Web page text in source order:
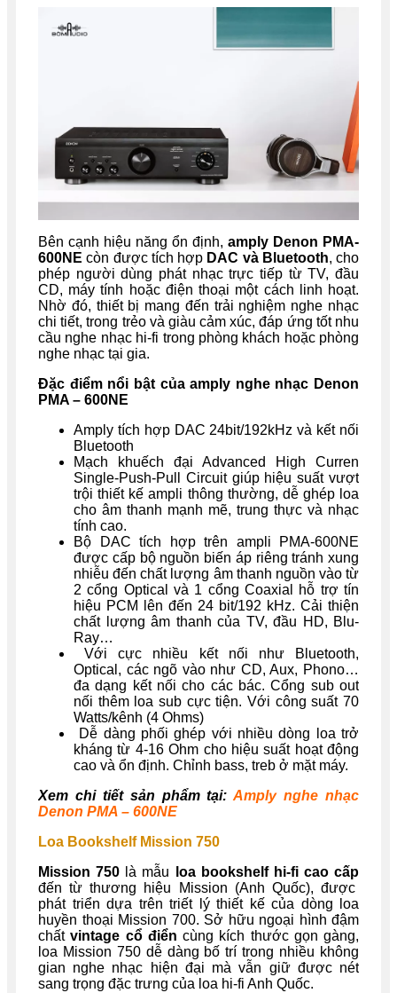
Bên cạnh hiệu năng ổn định, amply Denon PMA-
600NE còn được tích hợp DAC và Bluetooth, cho
phép người dùng phát nhạc trực tiếp từ TV, đầu
CD, máy tính hoặc điện thoại một cách linh hoạt.
Nhờ đó, thiết bị mang đến trải nghiệm nghe nhạc
chi tiết, trong trẻo và giàu cảm xúc, đáp ứng tốt nhu
cầu nghe nhạc hi-fi trong phòng khách hoặc phòng
nghe nhạc tại gia.
Đặc điểm nổi bật của amply nghe nhạc Denon
PMA – 600NE
Amply tích hợp DAC 24bit/192kHz và kết nối
Bluetooth
Mạch khuếch đại Advanced High Curren
Single-Push-Pull Circuit giúp hiệu suất vượt
trội thiết kế ampli thông thường, dễ ghép loa
cho âm thanh mạnh mẽ, trung thực và nhạc
tính cao.
Bộ DAC tích hợp trên ampli PMA-600NE
được cấp bộ nguồn biến áp riêng tránh xung
nhiễu đến chất lượng âm thanh nguồn vào từ
2 cổng Optical và 1 cổng Coaxial hỗ trợ tín
hiệu PCM lên đến 24 bit/192 kHz. Cải thiện
chất lượng âm thanh của TV, đầu HD, Blu-
Ray…
Với cực nhiều kết nối như Bluetooth,
Optical, các ngõ vào như CD, Aux, Phono…
đa dạng kết nối cho các bác. Cổng sub out
nối thêm loa sub cực tiện. Với công suất 70
Watts/kênh (4 Ohms)
Dễ dàng phối ghép với nhiều dòng loa trở
kháng từ 4-16 Ohm cho hiệu suất hoạt động
cao và ổn định. Chỉnh bass, treb ở mặt máy.
Xem chi tiết sản phẩm tại:Amply nghe nhạc
Denon PMA – 600NE
Loa Bookshelf Mission 750
Mission 750 là mẫu
loa bookshelf hi-fi cao cấp
đến từ thương hiệu Mission (Anh Quốc), được
phát triển dựa trên triết lý thiết kế của dòng loa
huyền thoại Mission 700. Sở hữu ngoại hình đậm
chấtvintage cổ điển cùng kích thước gọn gàng,
loa Mission 750 dễ dàng bố trí trong nhiều không
gian nghe nhạc hiện đại mà vẫn giữ được nét
sang trọng đặc trưng của loa hi-fi Anh Quốc.